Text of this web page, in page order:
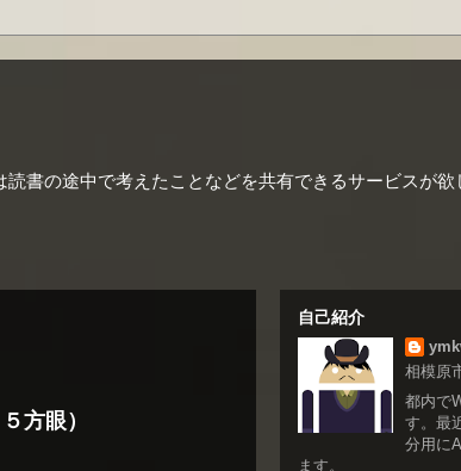
書の途中で考えたことなどを共有できるサービスが
方眼）
自己紹介
相模原
都内で
す。最
分用に
ます。